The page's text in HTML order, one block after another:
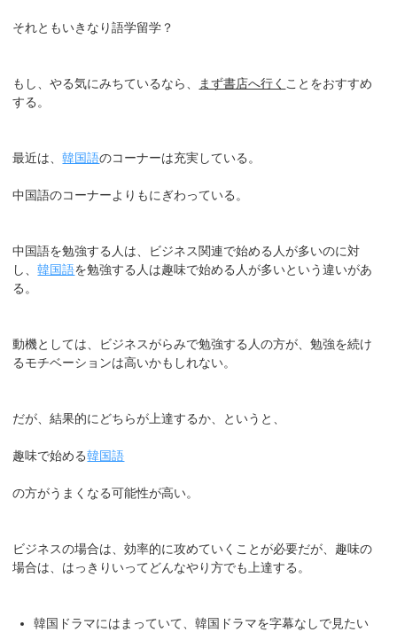
それともいきなり語学留学？
もし、やる気にみちているなら、 まず書店へ行く ことをおすすめ
する。
最近は、韓国語のコーナーは充実している。
中国語のコーナーよりもにぎわっている。
中国語を勉強する人は、ビジネス関連で始める人が多いのに対
し、韓国語を勉強する人は趣味で始める人が多いという違いがあ
る。
動機としては、ビジネスがらみで勉強する人の方が、勉強を続け
るモチベーションは高いかもしれない。
だが、結果的にどちらが上達するか、というと、
趣味で始める韓国語
の方がうまくなる可能性が高い。
ビジネスの場合は、効率的に攻めていくことが必要だが、趣味の
場合は、はっきりいってどんなやり方でも上達する。
韓国ドラマにはまっていて、韓国ドラマを字幕なしで見たい